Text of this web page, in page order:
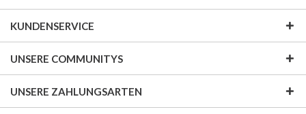
KUNDENSERVICE
UNSERE COMMUNITYS
UNSERE ZAHLUNGSARTEN